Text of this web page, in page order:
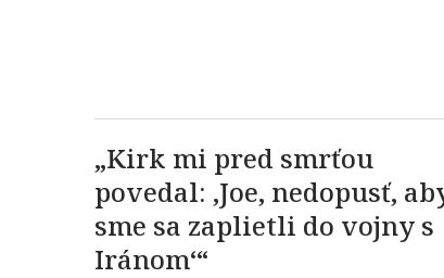
„Kirk mi pred smrťou
povedal: ‚Joe, nedopusť,
sme sa zaplietli do vojny s
Iránom‘“